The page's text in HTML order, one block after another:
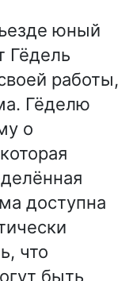
юный
Гёдель
работы,
Гёделю
о
доступна
что
быть